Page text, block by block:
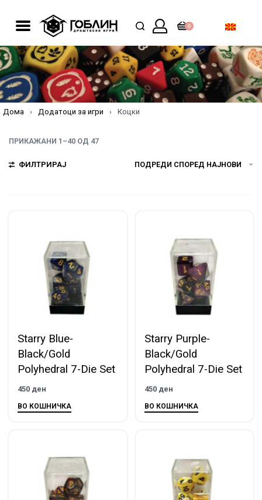
0
Дома › Додатоци за игри › Коцки
ПРИКАЖАНИ 1–40 ОД 47
ФИЛТРИРАЈ ПОДРЕДИ СПОРЕД НАЈНОВИ
Starry Blue-
Black/Gold
Polyhedral 7-Die Set
450 ден
ВО КОШНИЧКА
Starry Purple-
Black/Gold
Polyhedral 7-Die Set
450 ден
ВО КОШНИЧКА